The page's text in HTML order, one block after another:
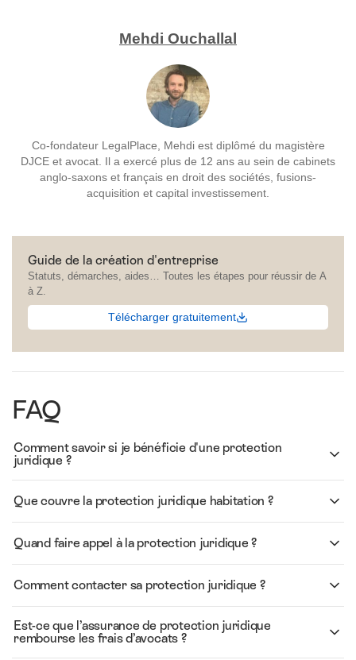
Mehdi Ouchallal
Co-fondateur LegalPlace, Mehdi est diplômé du magistère
DJCE et avocat. Il a exercé plus de 12 ans au sein de cabinets
anglo-saxons et français en droit des sociétés, fusions-
acquisition et capital investissement.
Guide de la création d'entreprise
Statuts, démarches, aides… Toutes les étapes pour réussir de A
à Z.
Télécharger gratuitement
FAQ
Comment savoir si je bénéficie d'une protection
juridique ?
Que couvre la protection juridique habitation ?
Quand faire appel à la protection juridique ?
Comment contacter sa protection juridique ?
Est-ce que l’assurance de protection juridique
rembourse les frais d’avocats ?